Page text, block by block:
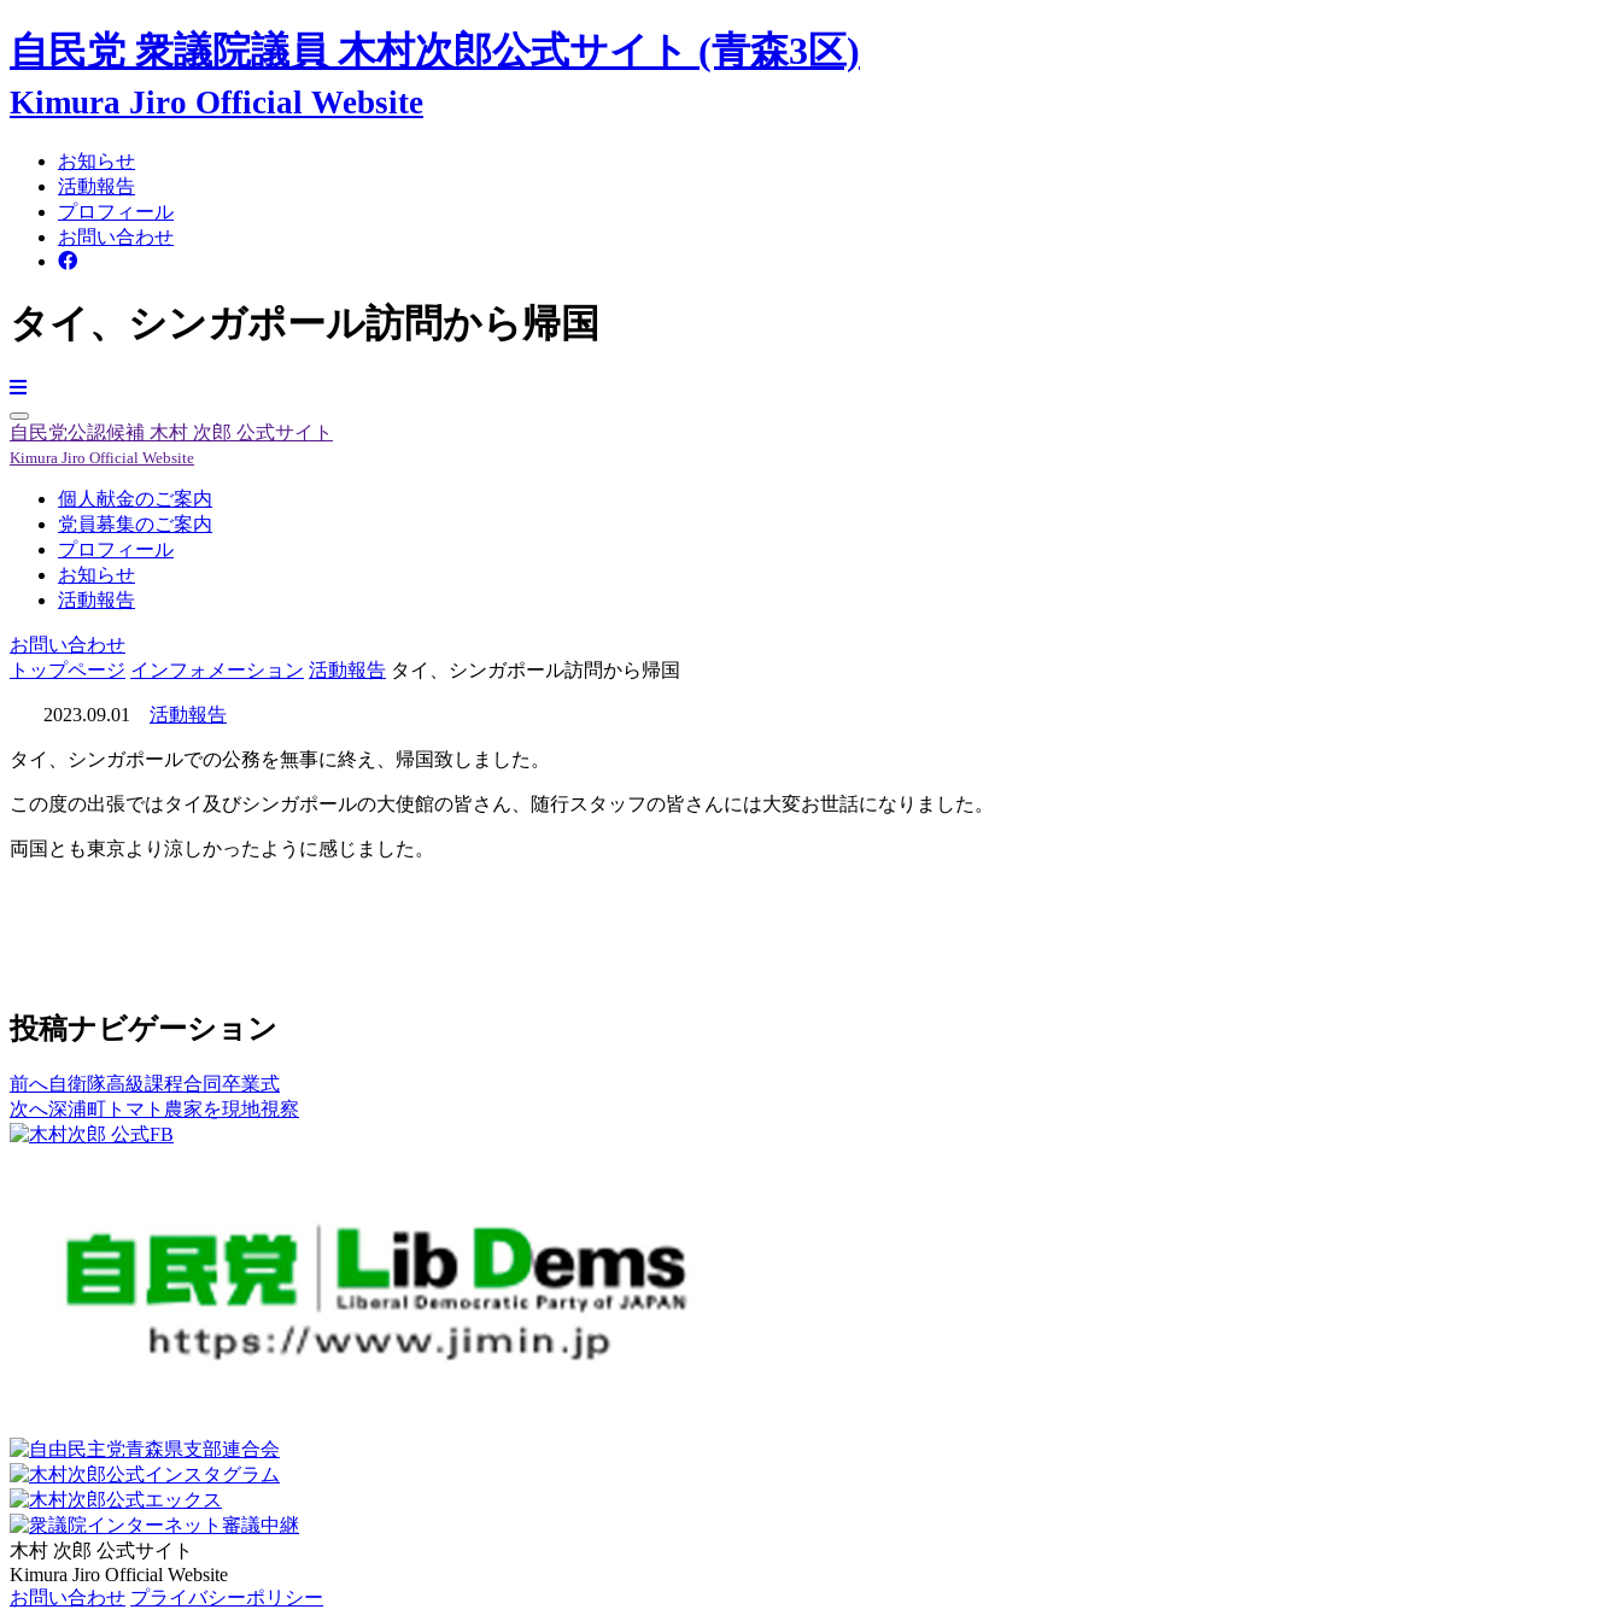
自民党 衆議院議員 木村次郎公式サイト (青森3区)
Kimura Jiro Official Website
お知らせ
活動報告
プロフィール
お問い合わせ
タイ、シンガポール訪問から帰国
自民党公認候補 木村 次郎 公式サイト
Kimura Jiro Official Website
個人献金のご案内
党員募集のご案内
プロフィール
お知らせ
活動報告
お問い合わせ
トップページ インフォメーション 活動報告 タイ、シンガポール訪問から帰国
2023.09.01 活動報告
タイ、シンガポールでの公務を無事に終え、帰国致しました。
この度の出張ではタイ及びシンガポールの大使館の皆さん、随行スタッフの皆さんには大変お世話になりました。
両国とも東京より涼しかったように感じました。
投稿ナビゲーション
前へ自衛隊高級課程合同卒業式
次へ深浦町トマト農家を現地視察
木村 次郎 公式サイト
Kimura Jiro Official Website
お問い合わせ プライバシーポリシー